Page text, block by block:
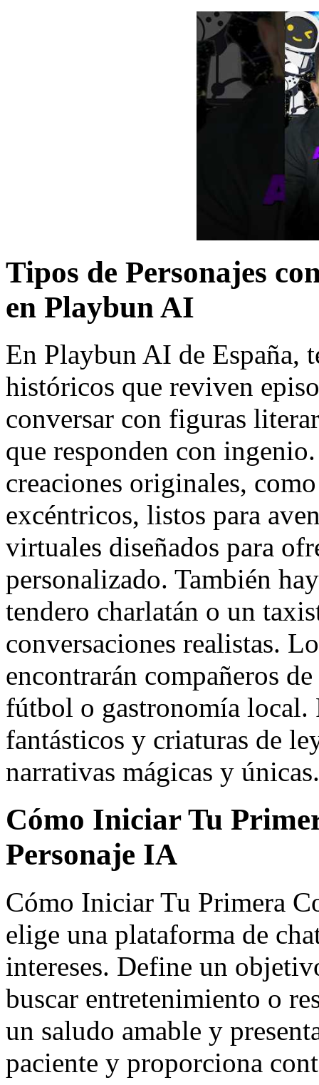
Tipos de Personajes
en Playbun AI
En Playbun AI de España,
históricos que reviven
conversar con figuras
que responden con
creaciones originales,
excéntricos, listos para
virtuales diseñados para
personalizado. También
tendero charlatán o un
conversaciones realistas.
encontrarán compañeros
fútbol o gastronomía local.
fantásticos y criaturas de
narrativas mágicas y únicas.
Cómo Iniciar Tu
Personaje IA
Cómo Iniciar Tu Primera
elige una plataforma de
intereses. Define un
buscar entretenimiento o
un saludo amable y
paciente y proporciona